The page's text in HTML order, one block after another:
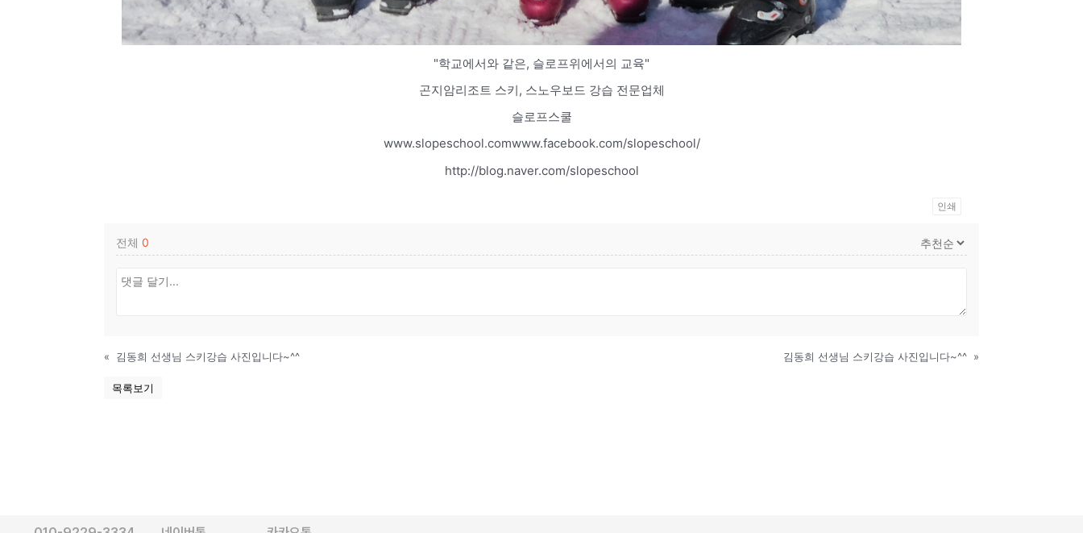
"학교에서와 같은, 슬로프위에서의 교육"
곤지암리조트 스키, 스노우보드 강습 전문업체
슬로프스쿨
www.slopeschool.comwww.facebook.com/slopeschool/
http://blog.naver.com/slopeschool
인쇄
전체 0
« 김동희 선생님 스키강습 사진입니다~^^ 김동희 선생님 스키강습 사진입니다~^^ »
목록보기